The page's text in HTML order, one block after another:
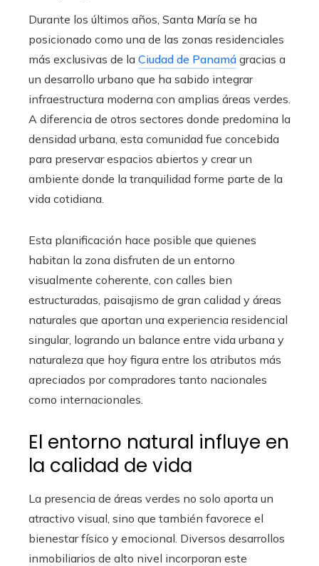
Durante los últimos años, Santa María se ha
posicionado como una de las zonas residenciales
más exclusivas de la Ciudad de Panamá gracias a
un desarrollo urbano que ha sabido integrar
infraestructura moderna con amplias áreas verdes.
A diferencia de otros sectores donde predomina la
densidad urbana, esta comunidad fue concebida
para preservar espacios abiertos y crear un
ambiente donde la tranquilidad forme parte de la
vida cotidiana.
Esta planificación hace posible que quienes
habitan la zona disfruten de un entorno
visualmente coherente, con calles bien
estructuradas, paisajismo de gran calidad y áreas
naturales que aportan una experiencia residencial
singular, logrando un balance entre vida urbana y
naturaleza que hoy figura entre los atributos más
apreciados por compradores tanto nacionales
como internacionales.
El entorno natural influye en
la calidad de vida
La presencia de áreas verdes no solo aporta un
atractivo visual, sino que también favorece el
bienestar físico y emocional. Diversos desarrollos
inmobiliarios de alto nivel incorporan este